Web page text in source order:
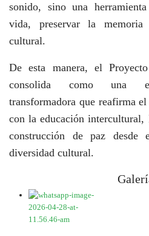
sonido, sino una
vida, preservar la
cultural.
De esta manera, el
consolida como una
transformadora que reafirma
con la educación
construcción de paz desde
diversidad cultural.